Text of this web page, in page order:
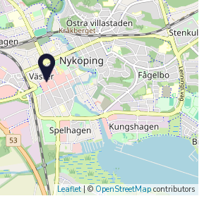
Leaflet| ©OpenStreetMapcontributors